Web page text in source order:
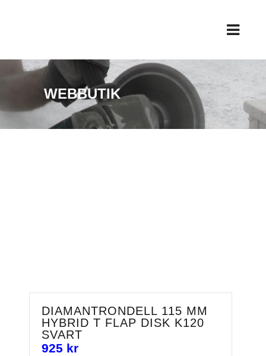
WEBBUTIK
DIAMANTRONDELL 115 MM
HYBRID T FLAP DISK K120
SVART
925 kr